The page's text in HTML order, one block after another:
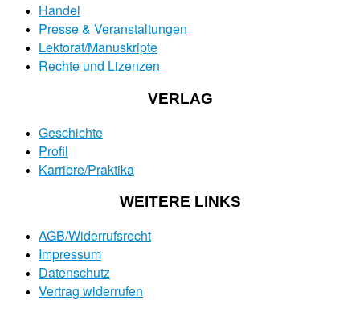
Handel
Presse & Veranstaltungen
Lektorat/Manuskripte
Rechte und Lizenzen
VERLAG
Geschichte
Profil
Karriere/Praktika
WEITERE LINKS
AGB/Widerrufsrecht
Impressum
Datenschutz
Vertrag widerrufen